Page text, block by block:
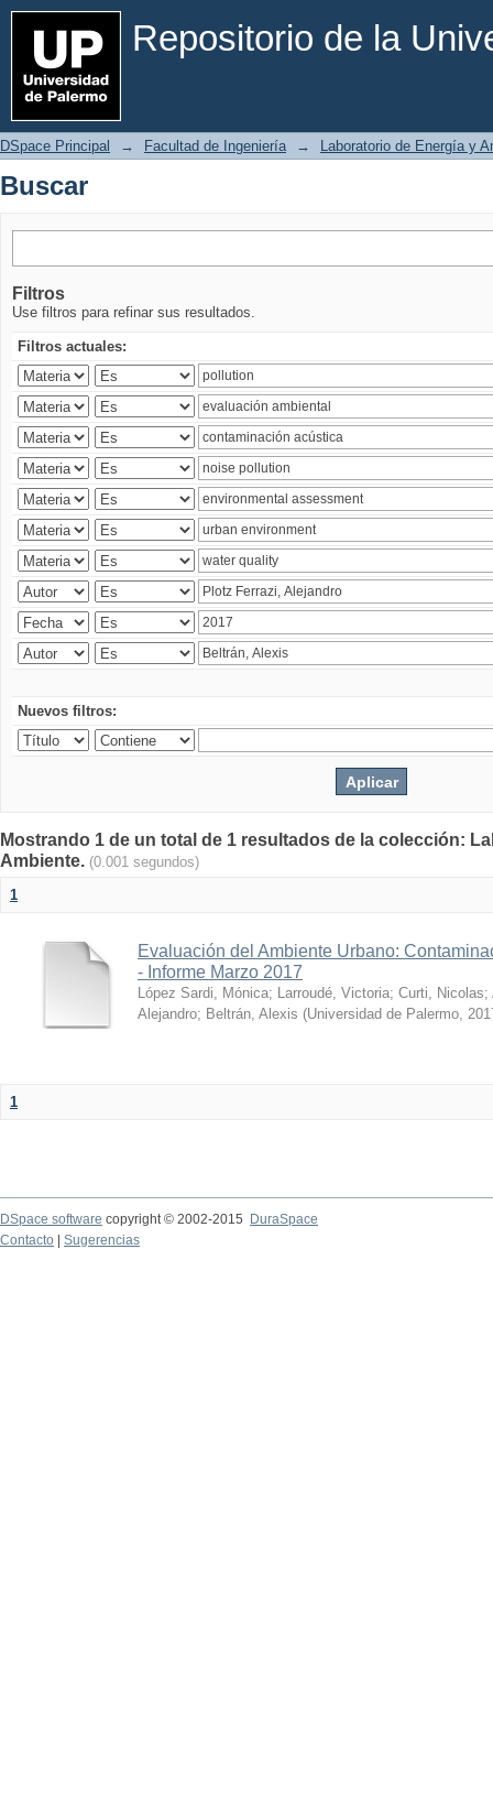
Repositorio de la
Buscar
DSpace Principal → Facultad de Ingeniería → Laboratorio de Energía y
Buscar
Filtros
Use filtros para refinar sus resultados.
Filtros actuales:
Nuevos filtros:
Mostrando 1 de un total de 1 resultados de la colección:
Ambiente. (0.001 segundos)
1
Evaluación del Ambiente Urbano:
- Informe Marzo 2017
López Sardi, Mónica; Larroudé, Victoria; Curti, Nicolas;
Alejandro; Beltrán, Alexis (Universidad de Palermo,
1
DSpace software copyright © 2002-2015
DuraSpace
Contacto
Sugerencias